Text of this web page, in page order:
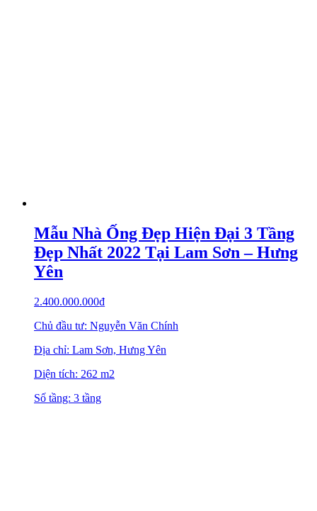
Mẫu Nhà Ống Đẹp Hiện Đại 3 Tầng
Đẹp Nhất 2022 Tại Lam Sơn – Hưng
Yên
2.400.000.000₫
Chủ đầu tư: Nguyễn Văn Chính
Địa chỉ: Lam Sơn, Hưng Yên
Diện tích: 262 m2
Số tầng: 3 tầng